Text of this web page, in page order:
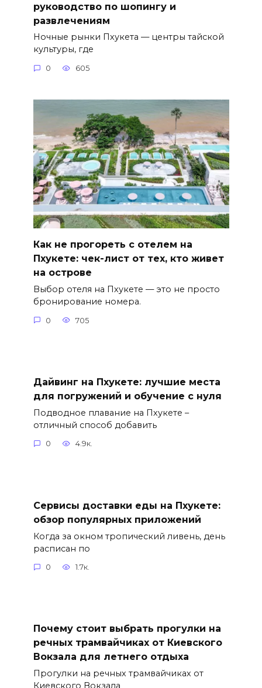
руководство по шопингу и
развлечениям
Ночные рынки Пхукета — центры тайской
культуры, где
0 605
Как не прогореть с отелем на
Пхукете: чек-лист от тех, кто живет
на острове
Выбор отеля на Пхукете — это не просто
бронирование номера.
0 705
Дайвинг на Пхукете: лучшие места
для погружений и обучение с нуля
Подводное плавание на Пхукете –
отличный способ добавить
0 4.9к.
Сервисы доставки еды на Пхукете:
обзор популярных приложений
Когда за окном тропический ливень, день
расписан по
0 1.7к.
Почему стоит выбрать прогулки на
речных трамвайчиках от Киевского
Вокзала для летнего отдыха
Прогулки на речных трамвайчиках от